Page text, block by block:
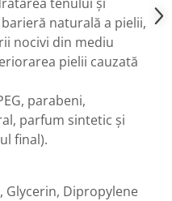
naturală a pielii,
nocivi din mediu
pielii cauzată
parabeni,
parfum sintetic și
final).
Glycerin, Dipropylene